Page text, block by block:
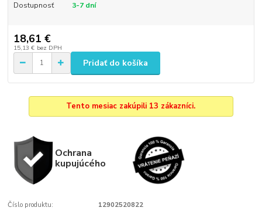
Dostupnosť 3-7 dní
18,61 €
15,13 € bez DPH
Pridať do košíka
Tento mesiac zakúpili 13 zákazníci.
Ochrana
kupujúcého
Číslo produktu: 12902520822